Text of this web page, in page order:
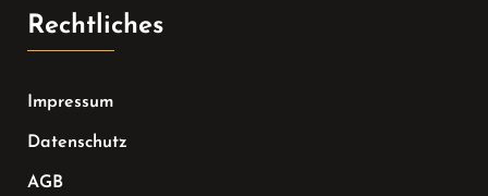
Rechtliches
Impressum
Datenschutz
AGB